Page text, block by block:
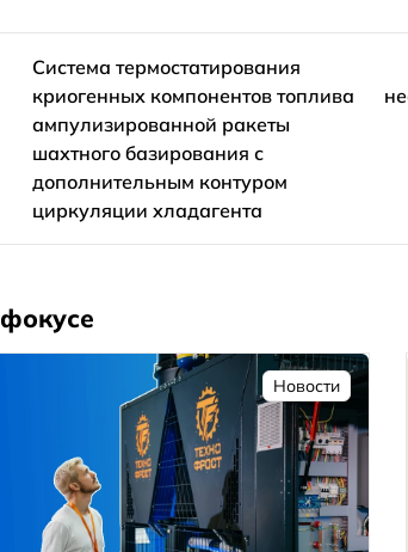
Система термостатирования
криогенных компонентов топлива
ампулизированной ракеты
шахтного базирования с
дополнительным контуром
циркуляции хладагента
Новости